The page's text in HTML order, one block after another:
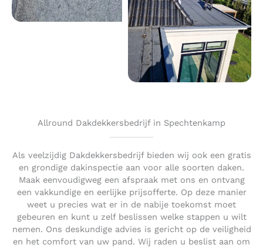
Allround Dakdekkersbedrijf in Spechtenkamp
Als veelzijdig Dakdekkersbedrijf bieden wij ook een gratis
en grondige dakinspectie aan voor alle soorten daken.
Maak eenvoudigweg een afspraak met ons en ontvang
een vakkundige en eerlijke prijsofferte. Op deze manier
weet u precies wat er in de nabije toekomst moet
gebeuren en kunt u zelf beslissen welke stappen u wilt
nemen. Ons deskundige advies is gericht op de veiligheid
en het comfort van uw pand. Wij raden u beslist aan om